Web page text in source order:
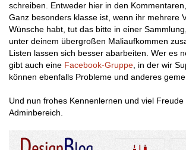
schreiben. Entweder hier in den
Ganz besonders klasse ist, wenn ihr mehrere
Wünsche habt, tut das bitte in einer
unter deinem übergroßen Maliaufkommen
Listen lassen sich besser abarbeiten. Wer es
gibt auch eine Facebook-Gruppe, in der wir
können ebenfalls Probleme und anderes
Und nun frohes Kennenlernen und viel
Adminbereich.